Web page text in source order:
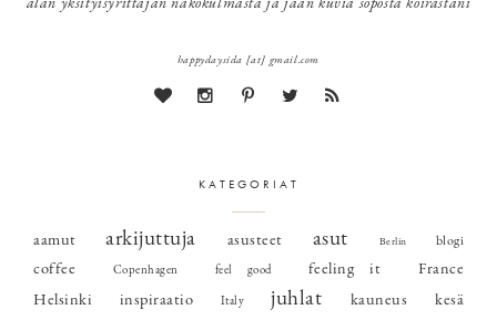
alan yksityisyrittäjän näkökulmasta ja jaan kuvia söpöstä koirastani
happydaysida [at] gmail.com
KATEGORIAT
aamut arkijuttuja asusteet asut Berlin blogi
coffee Copenhagen feel good feeling it
France
Helsinki
inspiraatio Italy juhlat kauneus kesä